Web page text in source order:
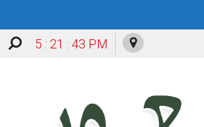
5 : 21 : 44 PM